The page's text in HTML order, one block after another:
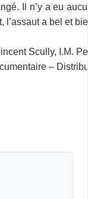
Il n’y a eu
l’assaut a bel et
Scully, I.M.
–